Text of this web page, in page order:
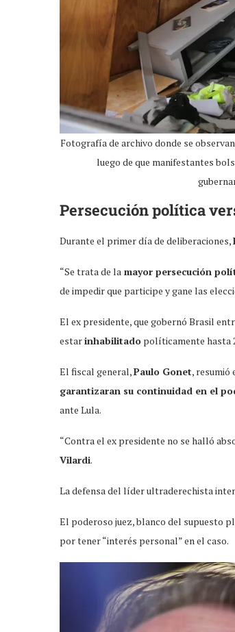
Fotografía de archivo donde se
luego de que manifestantes
Persecución política
Durante el primer día de deliberaciones,
“Se trata de la mayor persecución
de impedir que participe y gane las
El ex presidente, que gobernó Brasil
estarinhabilitado políticamente hasta
El fiscal general,Paulo Gonet, resumió
garantizaran su continuidad en el
ante Lula.
“Contra el ex presidente no se halló
Vilardi.
La defensa del líder ultraderechista
El poderoso juez, blanco del supuesto
por tener “interés personal” en el caso.